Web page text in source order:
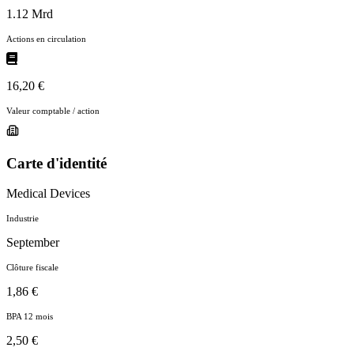
1.12 Mrd
Actions en circulation
16,20 €
Valeur comptable / action
Carte d'identité
Medical Devices
Industrie
September
Clôture fiscale
1,86 €
BPA 12 mois
2,50 €